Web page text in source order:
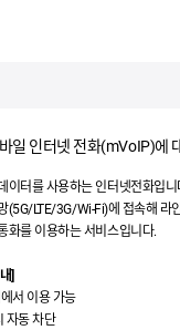
일 인터넷 전화(mVoIP)에
이터를 사용하는 인터넷전화입니
(5G/LTE/3G/Wi-Fi)에 접속해 라
화를 이용하는 서비스입니다.
]
서 이용 가능
자동 차단